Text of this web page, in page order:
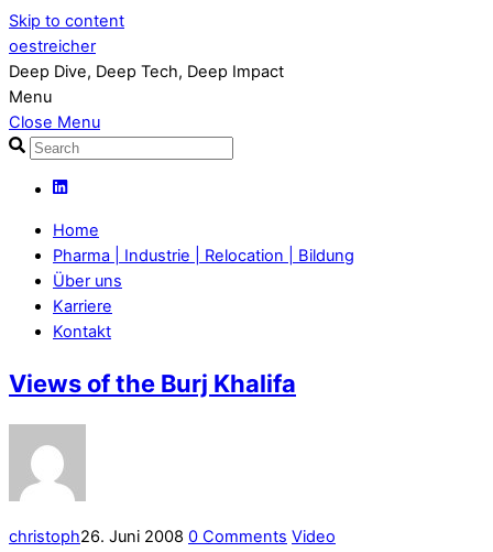
Skip to content
oestreicher
Deep Dive, Deep Tech, Deep Impact
Menu
Close Menu
Home
Pharma | Industrie | Relocation | Bildung
Über uns
Karriere
Kontakt
Views of the Burj Khalifa
christoph26. Juni 2008 0 Comments Video